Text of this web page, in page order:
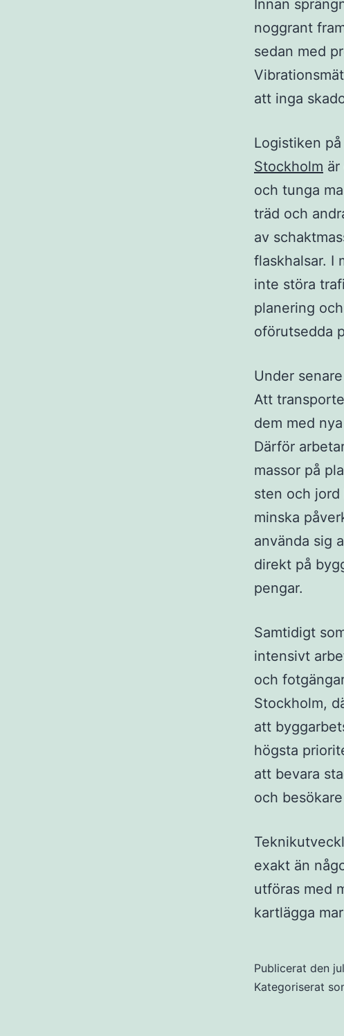
Innan
noggrant
sedan med
att inga
Logistiken
Stockholm
och tunga
träd och
av
flaskhalsar. I
inte störa
planering
oförutsedda
Under
Att
dem med
Därför
massor på
sten och
minska
använda sig
direkt på
pengar.
Samtidigt
intensivt
och
Stockholm,
att
högsta
att bevara
och
exakt än
utföras med
kartlägga
Publicerat den
Kategoriserat